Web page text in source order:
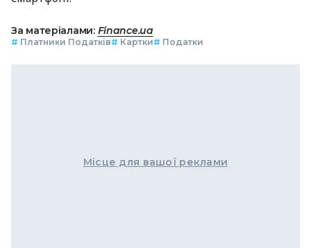
За матеріалами: Finance.ua
# Платники Податків# Картки# Податки
Місце для вашої реклами